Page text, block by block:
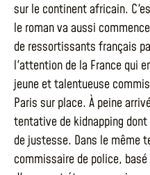
sur le continent africain.
le roman va aussi
de ressortissants français
l'attention de la France qui
jeune et talentueuse
Paris sur place. À peine
tentative de kidnapping
de justesse. Dans le même
commissaire de police,